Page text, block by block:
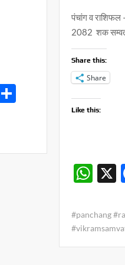
e
पंचांग व
2082 शक
Share this:
Share
Like this:
W
at
s
A
#panchang